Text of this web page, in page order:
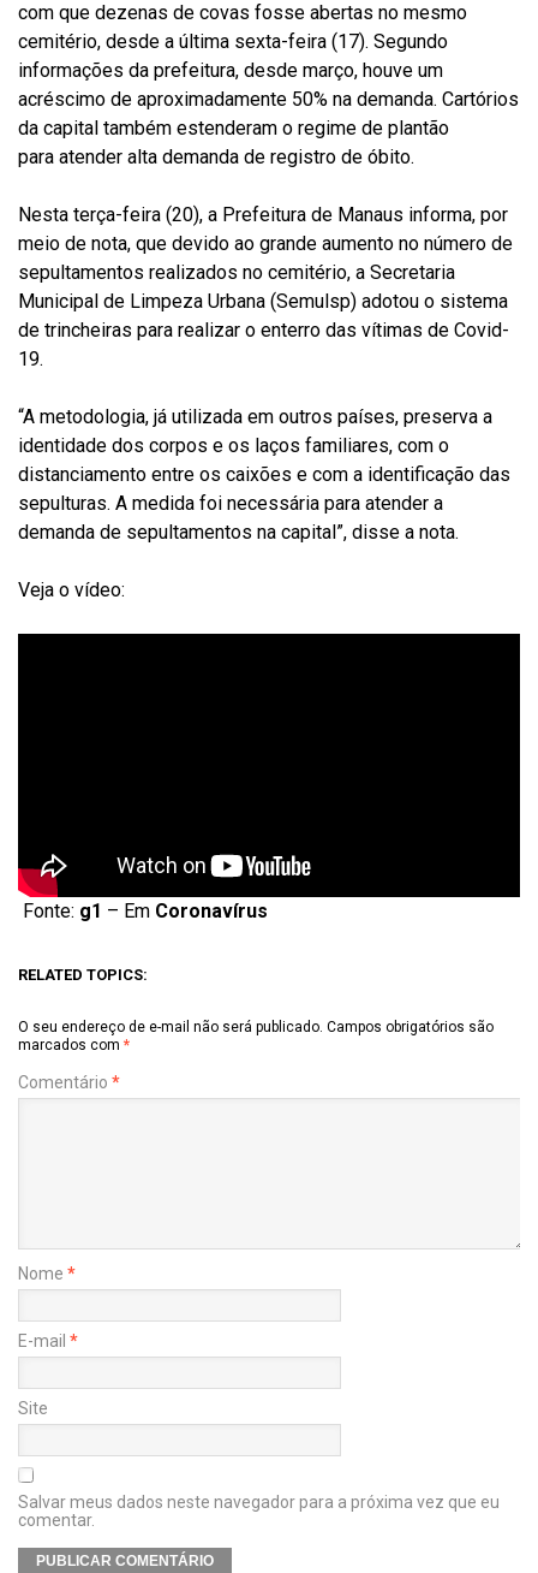
com que dezenas de covas fosse abertas no mesmo
cemitério, desde a última sexta-feira (17). Segundo
informações da prefeitura, desde março, houve um
acréscimo de aproximadamente 50% na demanda. Cartórios
da capital também estenderam o regime de plantão
para atender alta demanda de registro de óbito.
Nesta terça-feira (20), a Prefeitura de Manaus informa, por
meio de nota, que devido ao grande aumento no número de
sepultamentos realizados no cemitério, a Secretaria
Municipal de Limpeza Urbana (Semulsp) adotou o sistema
de trincheiras para realizar o enterro das vítimas de Covid-
19.
“A metodologia, já utilizada em outros países, preserva a
identidade dos corpos e os laços familiares, com o
distanciamento entre os caixões e com a identificação das
sepulturas. A medida foi necessária para atender a
demanda de sepultamentos na capital”, disse a nota.
Veja o vídeo:
Fonte: g1 – Em Coronavírus
RELATED TOPICS:
O seu endereço de e-mail não será publicado. Campos obrigatórios são
marcados com *
Comentário *
Nome *
E-mail *
Site
Salvar meus dados neste navegador para a próxima vez que eu
comentar.